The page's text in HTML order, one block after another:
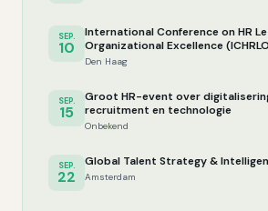
SEP.
10
International Conference on HR
Organizational Excellence
Den Haag
SEP.
15
Groot HR-event over
recruitment en technologie
Onbekend
SEP.
22
Global Talent Strategy &
Amsterdam